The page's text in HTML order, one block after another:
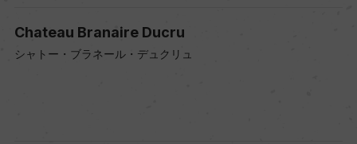
Chateau Branaire Ducru
シャトー・ブラネール・デュクリュ